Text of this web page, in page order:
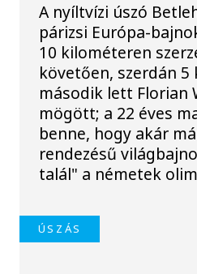
A nyíltvízi úszó
párizsi Európa-
10 kilométeren
követően, szerdán
második lett Florian
mögött; a 22 éves
benne, hogy akár
rendezésű
talál" a németek
ÚSZÁS